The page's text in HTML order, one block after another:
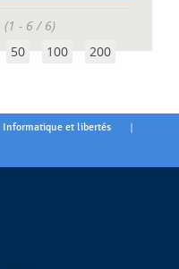
(1 - 6 / 6)
50 100 200
Informatique et libertés |